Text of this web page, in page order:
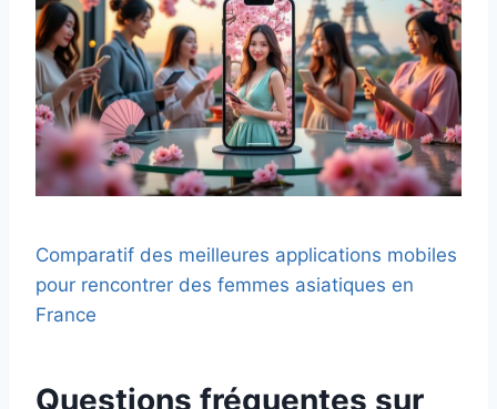
Comparatif des meilleures applications mobiles
pour rencontrer des femmes asiatiques en
France
Questions fréquentes sur